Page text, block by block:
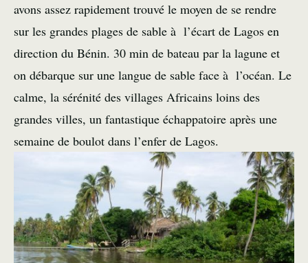
avons assez rapidement trouvé le moyen de se rendre
sur les grandes plages de sable à l’écart de Lagos en
direction du Bénin. 30 min de bateau par la lagune et
on débarque sur une langue de sable face à l’océan. Le
calme, la sérénité des villages Africains loins des
grandes villes, un fantastique échappatoire après une
semaine de boulot dans l’enfer de Lagos.